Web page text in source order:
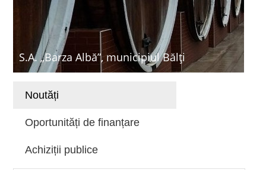
S.A. „Barza Albă”, municipiul Bălți
Noutăți
Oportunități de finanțare
Achiziții publice